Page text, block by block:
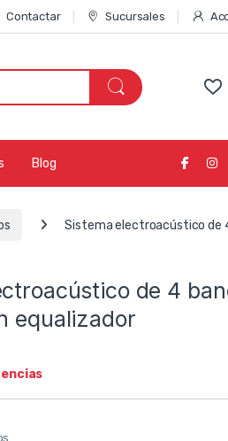
Contactar Sucursales
Blog
Sistema electroacústico de
de 4
equalizador